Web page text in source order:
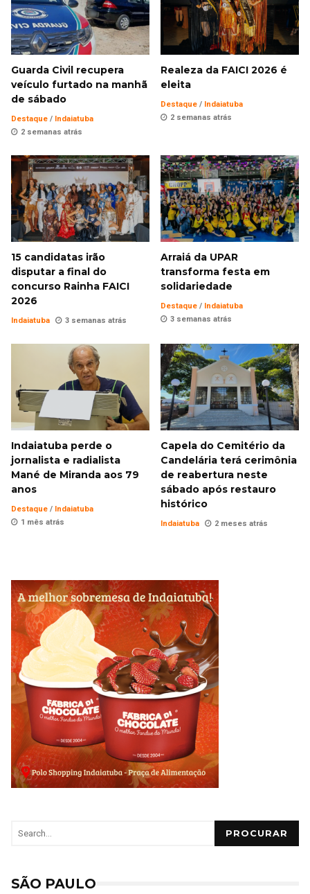
Guarda Civil recupera
veículo furtado na manhã
de sábado
Destaque / Indaiatuba
2 semanas atrás
Realeza da FAICI 2026 é
eleita
Destaque / Indaiatuba
2 semanas atrás
15 candidatas irão
disputar a final do
concurso Rainha FAICI
2026
Indaiatuba 3 semanas atrás
Arraiá da UPAR
transforma festa em
solidariedade
Destaque / Indaiatuba
3 semanas atrás
Indaiatuba perde o
jornalista e radialista
Mané de Miranda aos 79
anos
Destaque / Indaiatuba
1 mês atrás
Capela do Cemitério da
Candelária terá cerimônia
de reabertura neste
sábado após restauro
histórico
Indaiatuba 2 meses atrás
PROCURAR
SÃO PAULO